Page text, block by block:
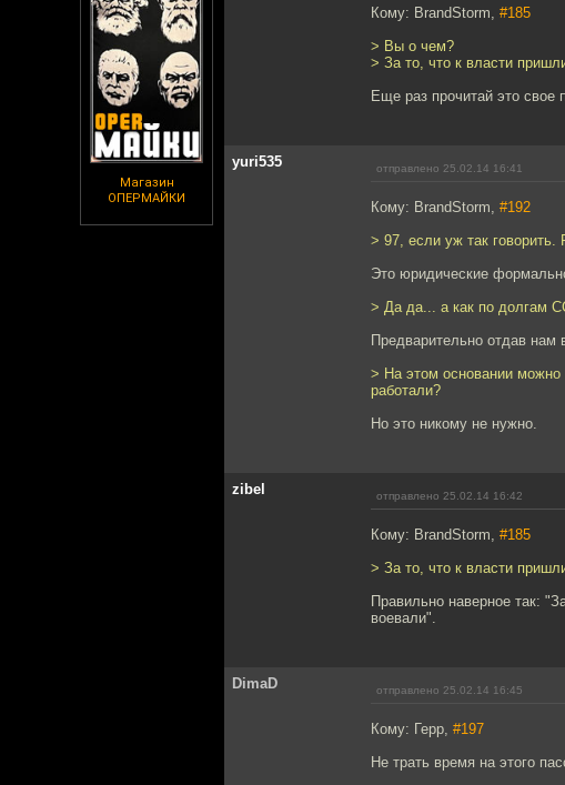
Магазин
ОПЕРМАЙКИ
Кому: BrandStorm, #185
> Вы о чем?
> За то, что к власти
Еще раз прочитай это свое
yuri535 отправлено 25.02.14 16:41
Кому: BrandStorm, #192
> 97, если уж так
Это юридические
> Да да... а как по долгам
Предварительно отдав нам
> На этом основании можно
работали?
Но это никому не нужно.
zibel отправлено 25.02.14 16:42
Кому: BrandStorm, #185
> За то, что к власти
Правильно наверное так:
воевали".
DimaD отправлено 25.02.14 16:45
Кому: Герр, #197
Не трать время на этого